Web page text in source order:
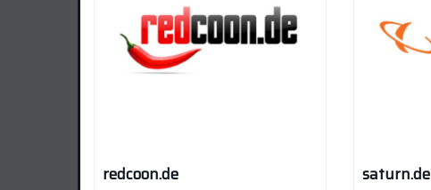
redcoon.de saturn.de